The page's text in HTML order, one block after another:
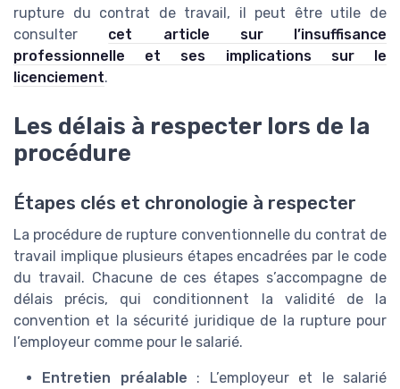
rupture du contrat de travail, il peut être utile de
consulter cet article sur l’insuffisance
professionnelle et ses implications sur le
licenciement.
Les délais à respecter lors de la
procédure
Étapes clés et chronologie à respecter
La procédure de rupture conventionnelle du contrat de
travail implique plusieurs étapes encadrées par le code
du travail. Chacune de ces étapes s’accompagne de
délais précis, qui conditionnent la validité de la
convention et la sécurité juridique de la rupture pour
l’employeur comme pour le salarié.
Entretien préalable : L’employeur et le salarié